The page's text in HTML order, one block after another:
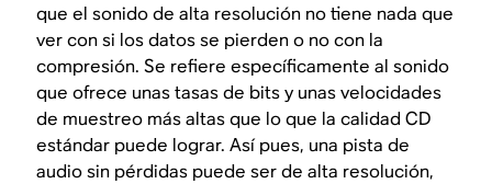
que el sonido de alta resolución no tiene nada que
ver con si los datos se pierden o no con la
compresión. Se refiere específicamente al sonido
que ofrece unas tasas de bits y unas velocidades
de muestreo más altas que lo que la calidad CD
estándar puede lograr. Así pues, una pista de
audio sin pérdidas puede ser de alta resolución,